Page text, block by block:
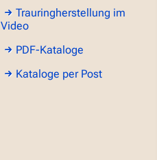
Trauringherstellung im
Video
PDF-Kataloge
Kataloge per Post